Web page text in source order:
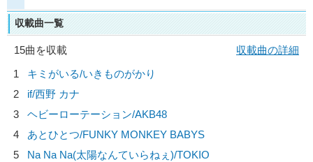
収載曲一覧
15曲を収載
収載曲の詳細
1
キミがいる/いきものがかり
2
if/西野 カナ
3
ヘビーローテーション/AKB48
4
あとひとつ/FUNKY MONKEY BABYS
5
Na Na Na(太陽なんていらねぇ)/TOKIO